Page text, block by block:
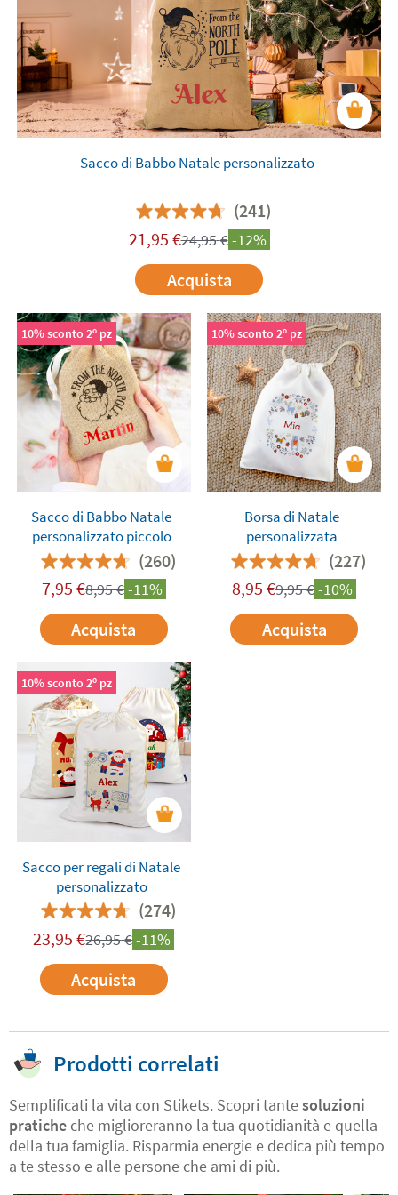
Sacco di Babbo Natale personalizzato
(241)
21,95 €24,95€-12%
Acquista
10% sconto 2º pz
Sacco di Babbo Natale
personalizzato piccolo
(260)
7,95 €8,95€-11%
Acquista
10% sconto 2º pz
Borsa di Natale
personalizzata
(227)
8,95 €9,95€-10%
Acquista
10% sconto 2º pz
Sacco per regali di Natale
personalizzato
(274)
23,95 €26,95€-11%
Acquista
Prodotti correlati
Semplificati la vita con Stikets. Scopri tantesoluzioni
pratiche che miglioreranno la tua quotidianità e quella
della tua famiglia. Risparmia energie e dedica più tempo
a te stesso e alle persone che ami di più.